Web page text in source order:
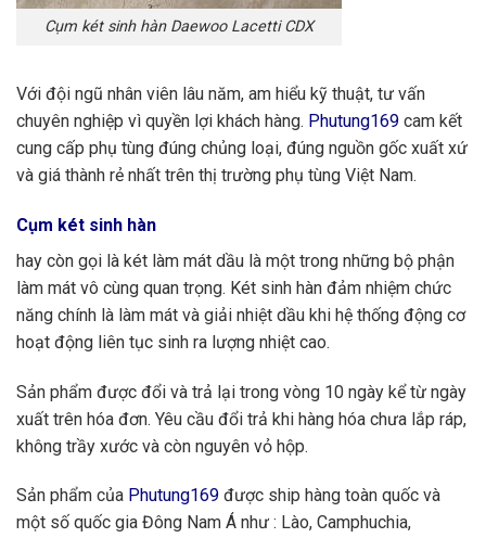
Cụm két sinh hàn Daewoo Lacetti CDX
Với đội ngũ nhân viên lâu năm, am hiểu kỹ thuật, tư vấn
chuyên nghiệp vì quyền lợi khách hàng. Phutung169 cam kết
cung cấp phụ tùng đúng chủng loại, đúng nguồn gốc xuất xứ
và giá thành rẻ nhất trên thị trường phụ tùng Việt Nam.
Cụm két sinh hàn
hay còn gọi là két làm mát dầu là một trong những bộ phận
làm mát vô cùng quan trọng. Két sinh hàn đảm nhiệm chức
năng chính là làm mát và giải nhiệt dầu khi hệ thống động cơ
hoạt động liên tục sinh ra lượng nhiệt cao.
Sản phẩm được đổi và trả lại trong vòng 10 ngày kể từ ngày
xuất trên hóa đơn. Yêu cầu đổi trả khi hàng hóa chưa lắp ráp,
không trầy xước và còn nguyên vỏ hộp.
Sản phẩm của Phutung169 được ship hàng toàn quốc và
một số quốc gia Đông Nam Á như : Lào, Camphuchia,